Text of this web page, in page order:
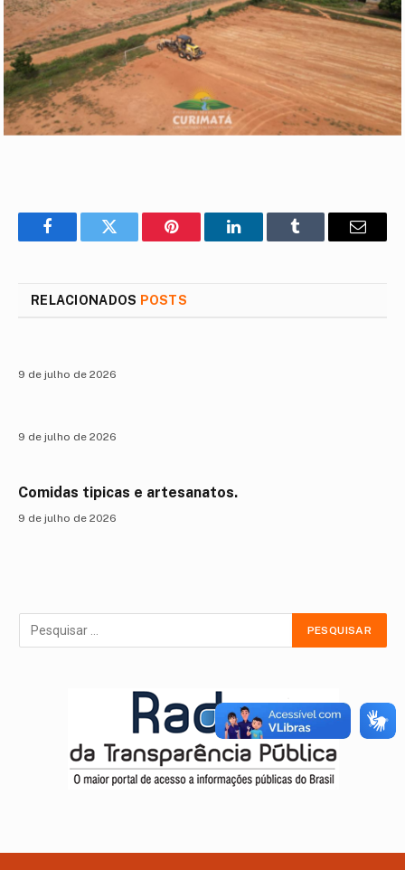
FacebookTwitter Pinterest LinkedInTumblr
E-
RELACIONADOS POSTS
9 de julho de 2026
9 de julho de 2026
Comidas tipicas e artesanatos.
9 de julho de 2026